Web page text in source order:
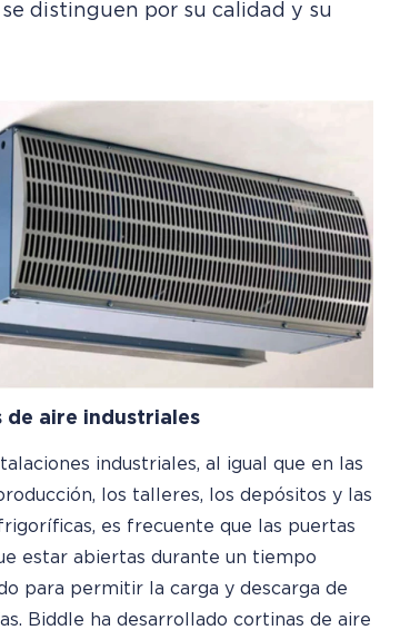
distinguen por su calidad y su
de aire industriales
industriales, al igual que en las
los talleres, los depósitos y las
es frecuente que las puertas
estar abiertas durante un tiempo
para permitir la carga y descarga de
Biddle ha desarrollado cortinas de aire